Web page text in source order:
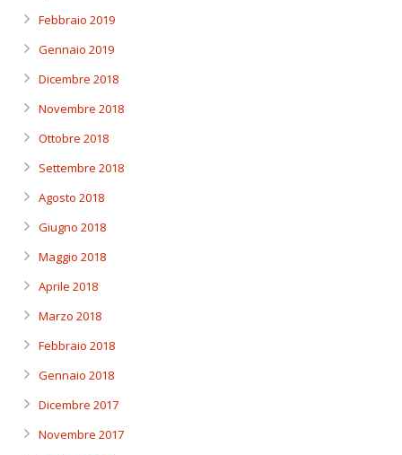
Febbraio 2019
Gennaio 2019
Dicembre 2018
Novembre 2018
Ottobre 2018
Settembre 2018
Agosto 2018
Giugno 2018
Maggio 2018
Aprile 2018
Marzo 2018
Febbraio 2018
Gennaio 2018
Dicembre 2017
Novembre 2017